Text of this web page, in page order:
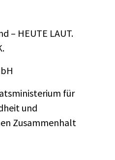
– HEUTE LAUT.
für
und
Zusammenhalt